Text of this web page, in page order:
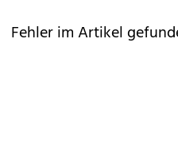
Fehler im Artikel